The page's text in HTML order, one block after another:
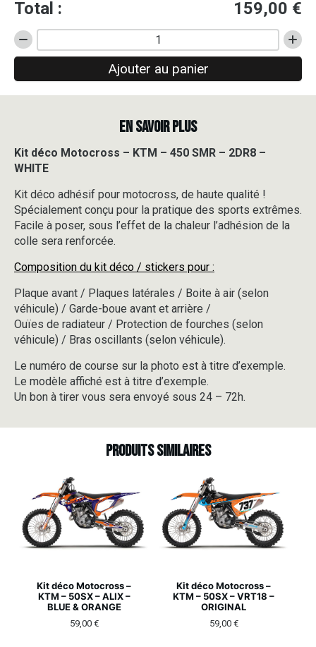
Total : 159,00 €
quantité
de
déco
Motocross
450
SMR
2DR8
-
WHITE
Ajouter au panier
EN SAVOIR PLUS
Kit déco Motocross – KTM – 450 SMR – 2DR8 –
WHITE
Kit déco adhésif pour motocross, de haute qualité !
Spécialement conçu pour la pratique des sports extrêmes.
Facile à poser, sous l’effet de la chaleur l’adhésion de la
colle sera renforcée.
Composition du kit déco / stickers pour :
Plaque avant / Plaques latérales / Boite à air (selon
véhicule) / Garde-boue avant et arrière /
Ouïes de radiateur / Protection de fourches (selon
véhicule) / Bras oscillants (selon véhicule).
Le numéro de course sur la photo est à titre d’exemple.
Le modèle affiché est à titre d’exemple.
Un bon à tirer vous sera envoyé sous 24 – 72h.
Produits similaires
Kit déco Motocross –
KTM – 50SX – ALIX –
BLUE & ORANGE
59,00 €
Kit déco Motocross –
KTM – 50SX – VRT18 –
ORIGINAL
59,00 €